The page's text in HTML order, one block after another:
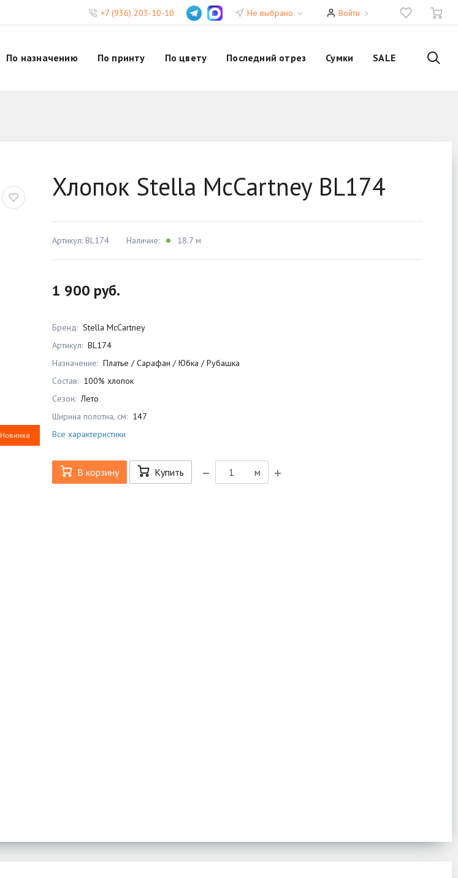
+7 (936) 203-10-10 Не выбрано Войти
По назначению По принту По цвету Последний отрез Сумки SALE
Новинка
Хлопок Stella McCartney BL174
Артикул: BL174 Наличие: 18.7 м
1 900 руб.
Бренд: Stella McCartney
Артикул: BL174
Назначение: Платье / Сарафан / Юбка / Рубашка
Состав: 100% хлопок
Сезон: Лето
Ширина полотна, см: 147
Все характеристики
В корзину Купить м